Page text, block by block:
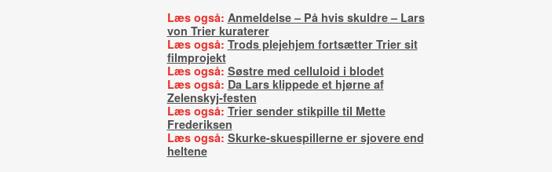
Læs også: Anmeldelse – På hvis skuldre – Lars
von Trier kuraterer
Læs også: Trods plejehjem fortsætter Trier sit
filmprojekt
Læs også: Søstre med celluloid i blodet
Læs også: Da Lars klippede et hjørne af
Zelenskyj-festen
Læs også: Trier sender stikpille til Mette
Frederiksen
Læs også: Skurke-skuespillerne er sjovere end
heltene